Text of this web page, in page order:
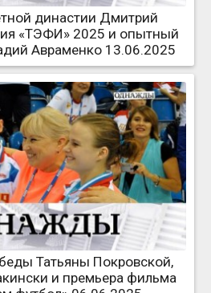
династии Дмитрий
«ТЭФИ» 2025 и опытный
Авраменко 13.06.2025
Татьяны Покровской,
и премьера фильма